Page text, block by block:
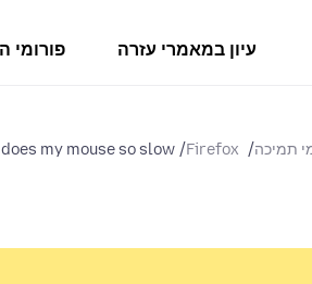
עיון במאמרי עזרה פורומי
תמיכה Firefox
my mouse so slow?